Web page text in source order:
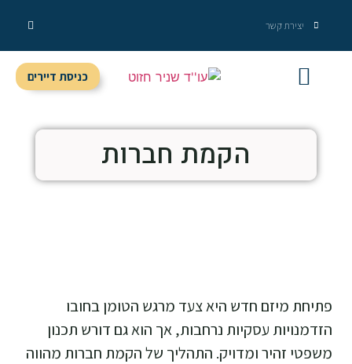
יצירת קשר
כניסת דיירים
הקמת חברות
פתיחת מיזם חדש היא צעד מרגש הטומן בחובו
הזדמנויות עסקיות נרחבות, אך הוא גם דורש תכנון
משפטי זהיר ומדויק. התהליך של הקמת חברות מהווה